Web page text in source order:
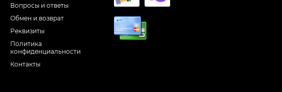
Вопросы и ответы
Обмен и возврат
Реквизиты
Политика
конфиденциальности
Контакты